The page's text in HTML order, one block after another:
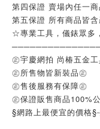
第四保證 賣場內任一
第五保證 所有商品皆
☆專業工具，儀錶眾多
㊣宇慶網拍 尚椿五金
㊣所售物皆新裝品㊣
㊣售後服務有保障㊣
㊣保證販售商品100%
§網路上最便宜的價格